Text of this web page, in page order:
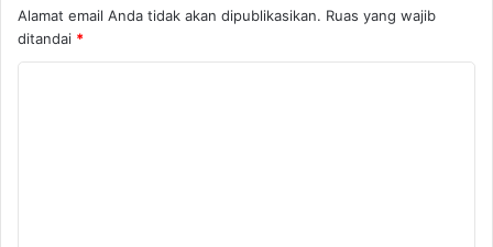
Alamat email Anda tidak akan dipublikasikan. Ruas yang wajib
ditandai *